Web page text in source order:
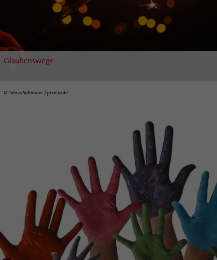
Glaubenswege
© Tobias Sellmaier / pixelio.de